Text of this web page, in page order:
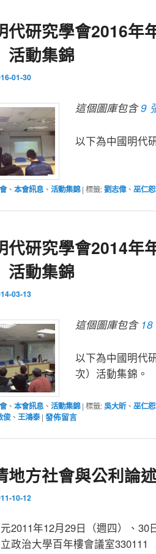
代研究學會2016年
活動集錦
01-30
這個圖庫包含9
以下為中國明代
、 本會訊息 、 活動集錦 | 標籤:劉志偉、 巫仁恕
代研究學會2014年
活動集錦
03-13
這個圖庫包含 18
以下為中國明代
次）活動集錦。
、 本會訊息 、 活動集錦 | 標籤:吳大昕、 巫仁恕
俊、 王鴻泰 | 發佈留言
地方社會與公利論
10-12
2011年12月29日（週四）、30
政治大學百年樓會議室330111